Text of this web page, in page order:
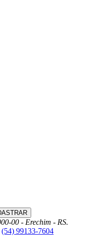
00 - Erechim - RS.
(54) 99133-7604